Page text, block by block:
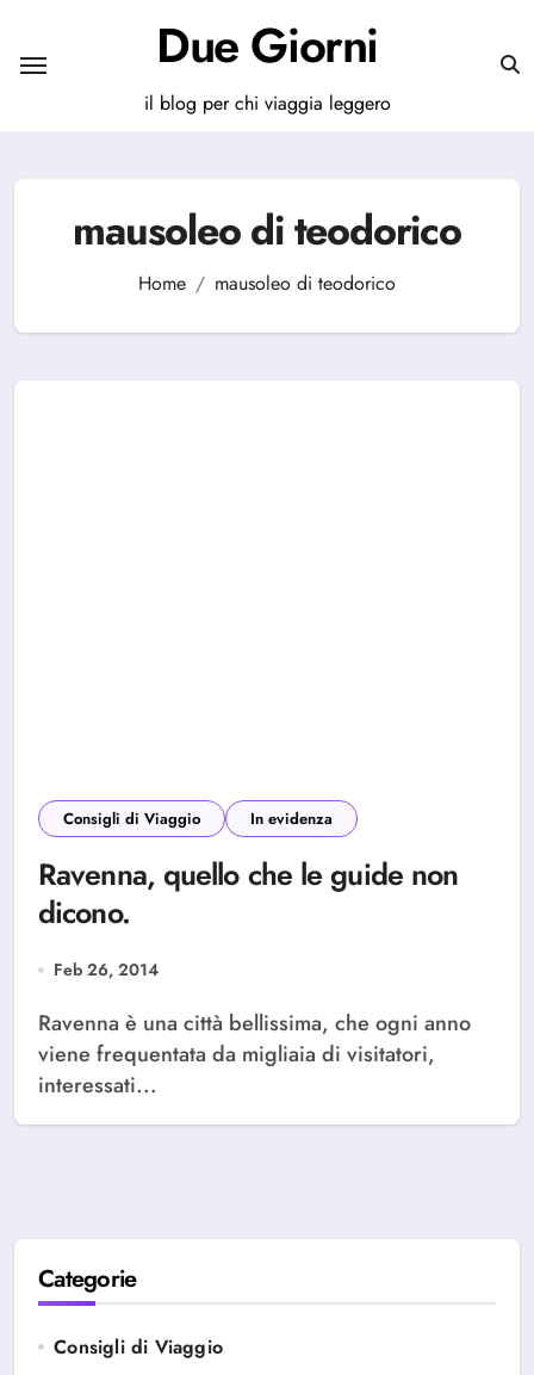
contenuto
Due Giorni
il blog per chi viaggia leggero
mausoleo di teodorico
Home mausoleo di teodorico
Consigli di Viaggio In evidenza
Ravenna, quello che le guide non
dicono.
Feb 26, 2014
Ravenna è una città bellissima, che ogni anno
viene frequentata da migliaia di visitatori,
interessati...
Categorie
Consigli di Viaggio